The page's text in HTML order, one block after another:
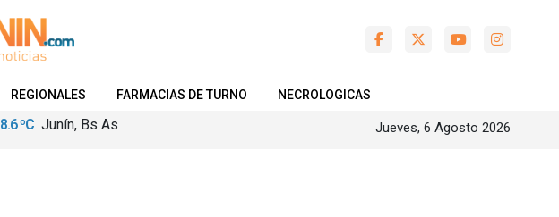
REGIONALES FARMACIAS DE TURNO NECROLOGICAS
8.6 ºC Junín, Bs As Jueves, 6 Agosto 2026